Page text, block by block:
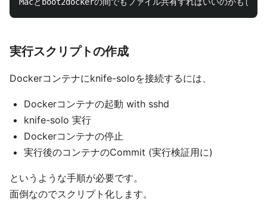
実行スクリプトの作成
Dockerコンテナにknife-soloを接続するには、
Dockerコンテナの起動 with sshd
knife-solo 実行
Dockerコンテナの停止
実行後のコンテナのCommit (実行検証用に)
というような手順が必要です。
面倒なのでスクリプト化します。